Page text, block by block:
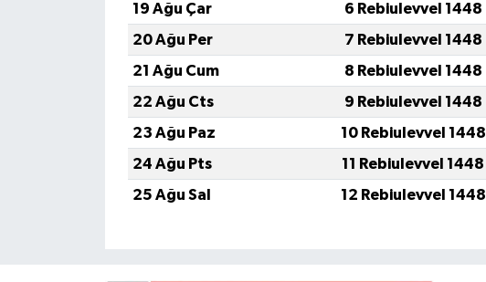
19 Ağu Çar
6 Rebiulevvel 1448
20 Ağu Per
7 Rebiulevvel 1448
21 Ağu Cum
8 Rebiulevvel 1448
22 Ağu Cts
9 Rebiulevvel 1448
23 Ağu Paz
10 Rebiulevvel 1448
24 Ağu Pts
11 Rebiulevvel 1448
25 Ağu Sal
12 Rebiulevvel 1448